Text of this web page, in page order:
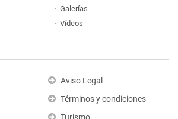
Galerías
Vídeos
Aviso Legal
Términos y condiciones